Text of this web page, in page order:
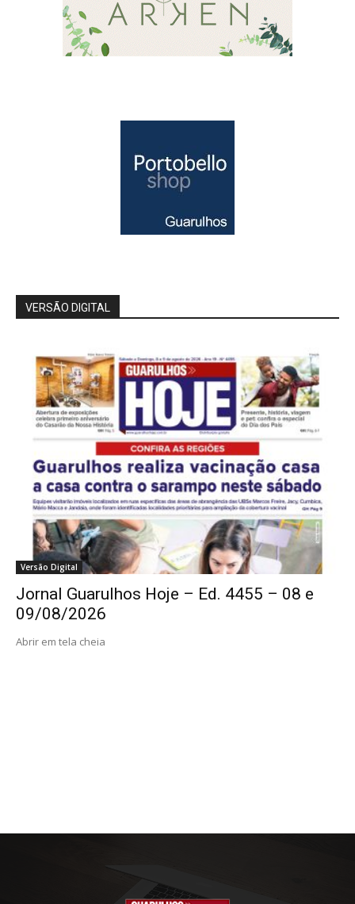
VERSÃO DIGITAL
Versão Digital
Jornal Guarulhos Hoje – Ed. 4455 – 08 e
09/08/2026
Abrir em tela cheia